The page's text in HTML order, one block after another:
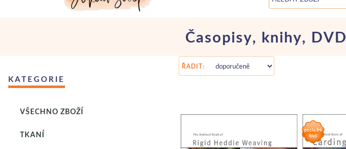
KATEGORIE
VŠECHNO ZBOŽÍ
TKANÍ
Časopisy, knihy, DVD
ŘADIT: